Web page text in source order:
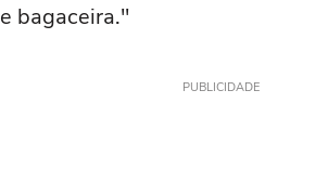
bagaceira."
PUBLICIDADE